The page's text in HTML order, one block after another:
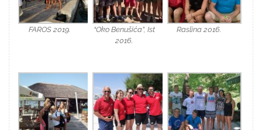
FAROS 2019.
“Oko Benušića”, Ist
2016.
Raslina 2016.